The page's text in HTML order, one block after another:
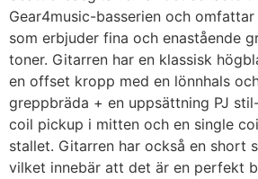
Gear4music-basserien och
som erbjuder fina och enastående
toner. Gitarren har en klassisk
en offset kropp med en lönnhals
greppbräda + en uppsättning PJ
coil pickup i mitten och en single
stallet. Gitarren har också en short
vilket innebär att det är en perfekt